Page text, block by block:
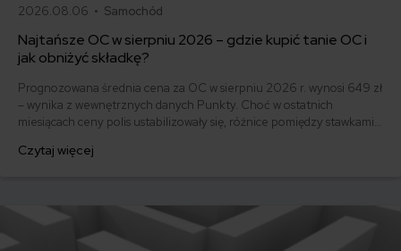
2026.08.06 • Samochód
Najtańsze OC w sierpniu 2026 – gdzie kupić tanie OC i
jak obniżyć składkę?
Prognozowana średnia cena za OC w sierpniu 2026 r. wynosi 649 zł
– wynika z wewnętrznych danych Punkty. Choć w ostatnich
miesiącach ceny polis ustabilizowały się, różnice pomiędzy stawkami
500 zł, inni – powyżej 1500 zł. Gdzie znaleźć najtańsze OC w Polsce
Czytaj więcej